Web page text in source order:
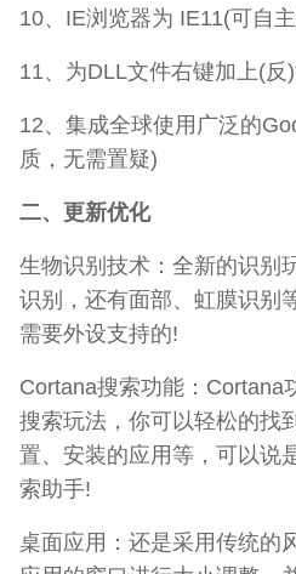
10、IE浏览器为 IE11(可自
11、为DLL文件右键加上(反
12、集成全球使用广泛的
质，无需置疑)
二、更新优化
生物识别技术：全新的识别
识别，还有面部、虹膜识别
需要外设支持的!
Cortana搜索功能：Cortana
搜索玩法，你可以轻松的找
置、安装的应用等，可以说
索助手!
桌面应用：还是采用传统的